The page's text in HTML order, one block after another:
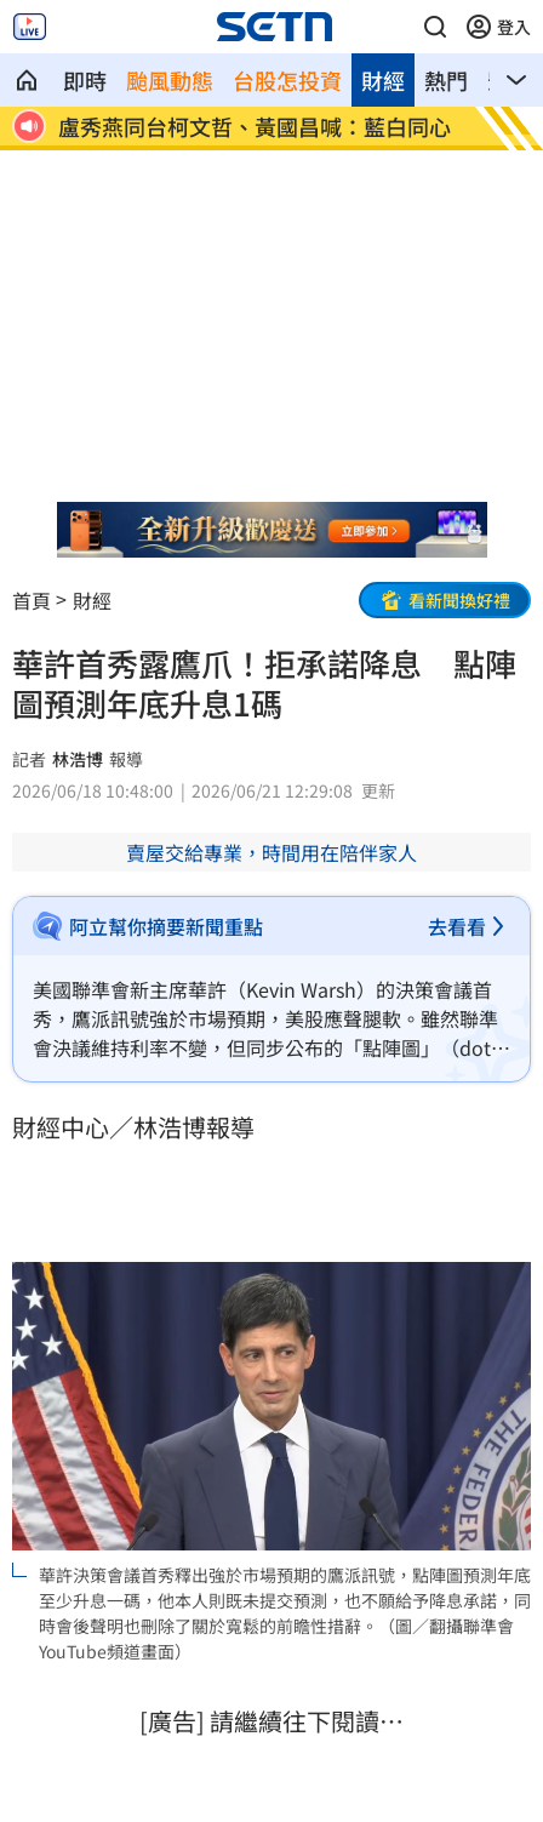
登入
即時 颱風動態 台股怎投資 熱門 影音
財經
哭
盧秀燕同台柯文哲、黃國昌喊：藍白同心
慈濟
圾」
首頁 財經 看新聞換好禮
華許首秀露鷹爪！拒承諾降息 點陣
圖預測年底升息1碼
記者 林浩博 報導
2026/06/18 10:48:00
2026/06/21 12:29:08 更新
賣屋交給專業，時間用在陪伴家人
阿立幫你摘要新聞重點 去看看
美國聯準會新主席華許（Kevin Warsh）的決策會議首
秀，鷹派訊號強於市場預期，美股應聲腿軟。雖然聯準
會決議維持利率不變，但同步公布的「點陣圖」（dot
plot）預測顯示年底前恐怕會升息一碼，而華許本人甚
「寬鬆調整」的前瞻指引措辭，更讓投資人感到颼颼寒
財經中心／林浩博報導
華許決策會議首秀釋出強於市場預期的鷹派訊號，點陣圖預測年底
至少升息一碼，他本人則既未提交預測，也不願給予降息承諾，同
時會後聲明也刪除了關於寬鬆的前瞻性措辭。（圖／翻攝聯準會
YouTube頻道畫面）
[廣告] 請繼續往下閱讀…